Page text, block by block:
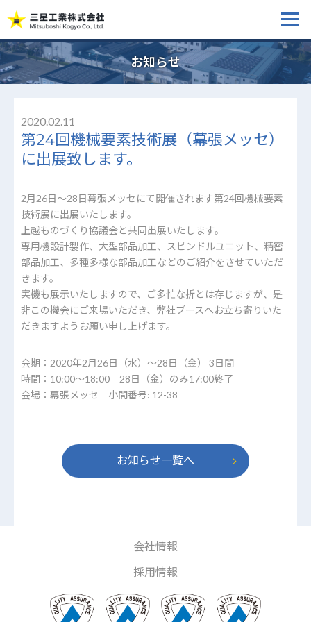
お知らせ
2020.02.11
第24回機械要素技術展（幕張メッセ）
に出展致します。
2月26日～28日幕張メッセにて開催されます第24回機械要素
技術展に出展いたします。
上越ものづくり協議会と共同出展いたします。
専用機設計製作、大型部品加工、スピンドルユニット、精密
部品加工、多種多様な部品加工などのご紹介をさせていただ
きます。
実機も展示いたしますので、ご多忙な折とは存じますが、是
非この機会にご来場いただき、弊社ブースへお立ち寄りいた
だきますようお願い申し上げます。
会期：2020年2月26日（水）～28日（金） 3日間
時間：10:00～18:00 28日（金）のみ17:00終了
会場：幕張メッセ 小間番号: 12-38
お知らせ一覧へ
会社情報
採用情報